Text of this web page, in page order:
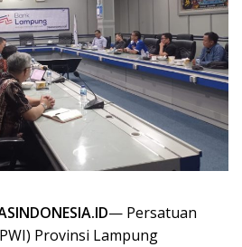
— Persatuan
Provinsi Lampung